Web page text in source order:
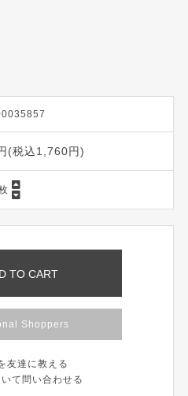
(税込1,760円)
TO CART
Shoppers
友達に教える
て問い合わせる